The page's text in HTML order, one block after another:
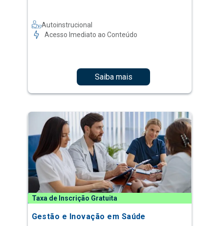
Autoinstrucional
Acesso Imediato ao Conteúdo
Saiba mais
Taxa de Inscrição Gratuita
Gestão e Inovação em Saúde